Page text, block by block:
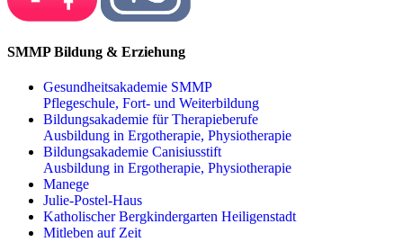
SMMP Bildung & Erziehung
Gesundheitsakademie SMMP
Pflegeschule, Fort- und Weiterbildung
Bildungsakademie für Therapieberufe
Ausbildung in Ergotherapie, Physiotherapie
Bildungsakademie Canisiusstift
Ausbildung in Ergotherapie, Physiotherapie
Manege
Julie-Postel-Haus
Katholischer Bergkindergarten Heiligenstadt
Mitleben auf Zeit